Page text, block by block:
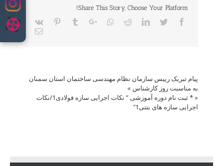
content
Share This Story, Choose Your Platform!
Facebook
Twitter
LinkedIn
Reddit
Whatsapp
Google+
Tumblr
Pinterest
Vk
Email
پیام تبریک رییس سازمان نظام مهندسی ساختمان استان سمنان
به مناسبت روز کارشناس »
«
* ثبت نام دوره آموزشی ” نکات اجرایی سازه فولادی1/نکات
اجرایی سازه های بتنی1″